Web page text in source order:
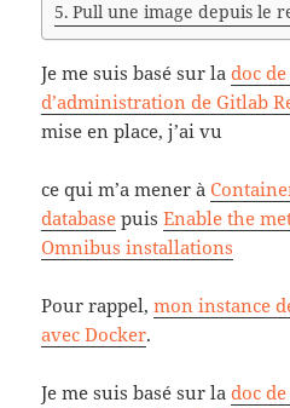
Pull une image depuis le
Je me suis basé sur ladoc
d’administration de Gitlab
mise en place, j’ai vu
ce qui m’a mener à
database puisEnable the
Omnibus installations
Pour rappel,mon instance
avec Docker.
Je me suis basé sur ladoc